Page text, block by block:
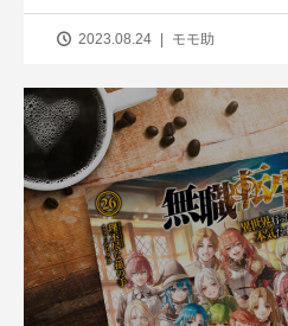
2023.08.24 モモ助